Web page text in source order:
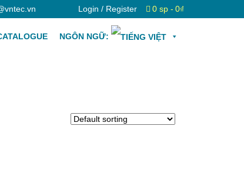
Login / Register 0 sp 0₫
NGÔN NGỮ: